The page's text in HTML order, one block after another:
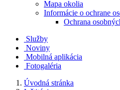
Mapa okolia
Informácie o ochrane
Ochrana
Služby
Noviny
Mobilná aplikácia
Fotogaléria
Úvodná stránka